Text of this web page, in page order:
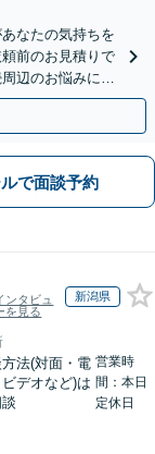
なたの気持ちを
前のお見積りで
辺のお悩みにも
ルで面談予約
ンタビュ
を見る
新潟県
法(対面・電
デオなど)は
営業時
間：本日
定休日